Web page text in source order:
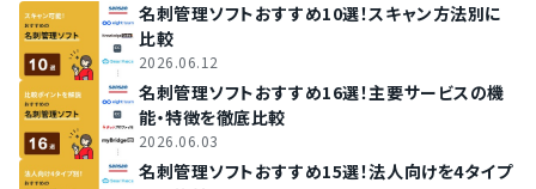
名刺管理ソフトおすすめ10選！スキャン方法別に
比較
2026.06.12
名刺管理ソフトおすすめ16選！主要サービスの機
能・特徴を徹底比較
2026.06.03
名刺管理ソフトおすすめ15選！法人向けを4タイプ